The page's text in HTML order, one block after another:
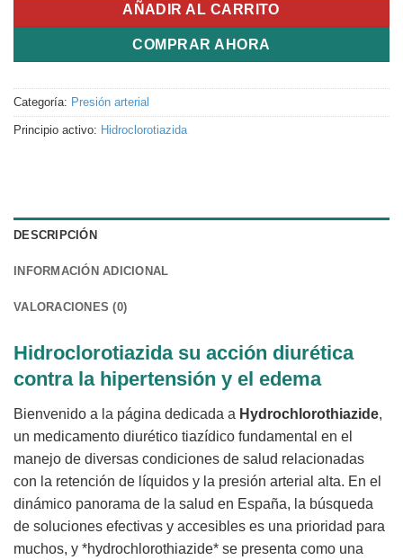
AÑADIR AL CARRITO
COMPRAR AHORA
Categoría: Presión arterial
Principio activo: Hidroclorotiazida
DESCRIPCIÓN
INFORMACIÓN ADICIONAL
VALORACIONES (0)
Hidroclorotiazida su acción diurética
contra la hipertensión y el edema
Bienvenido a la página dedicada a Hydrochlorothiazide,
un medicamento diurético tiazídico fundamental en el
manejo de diversas condiciones de salud relacionadas
con la retención de líquidos y la presión arterial alta. En el
dinámico panorama de la salud en España, la búsqueda
de soluciones efectivas y accesibles es una prioridad para
muchos, y *hydrochlorothiazide* se presenta como una